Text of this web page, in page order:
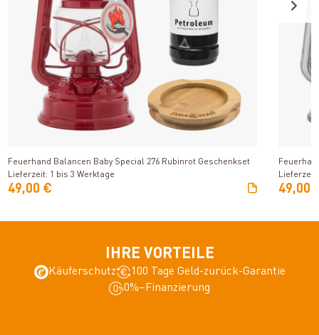
Feuerhand Balancen Baby Special 276 Rubinrot Geschenkset
Lieferzeit: 1 bis 3 Werktage
49,00 € 49,00
IHRE VORTEILE
Käuferschutz
100 Tage Geld-zurück-Garantie
0%–Finanzierung